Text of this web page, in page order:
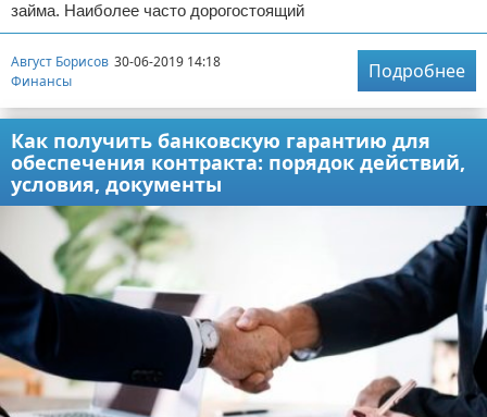
займа. Наиболее часто дорогостоящий
Август Борисов 30-06-2019 14:18
Финансы
Подробнее
Как получить банковскую гарантию для
обеспечения контракта: порядок действий,
условия, документы